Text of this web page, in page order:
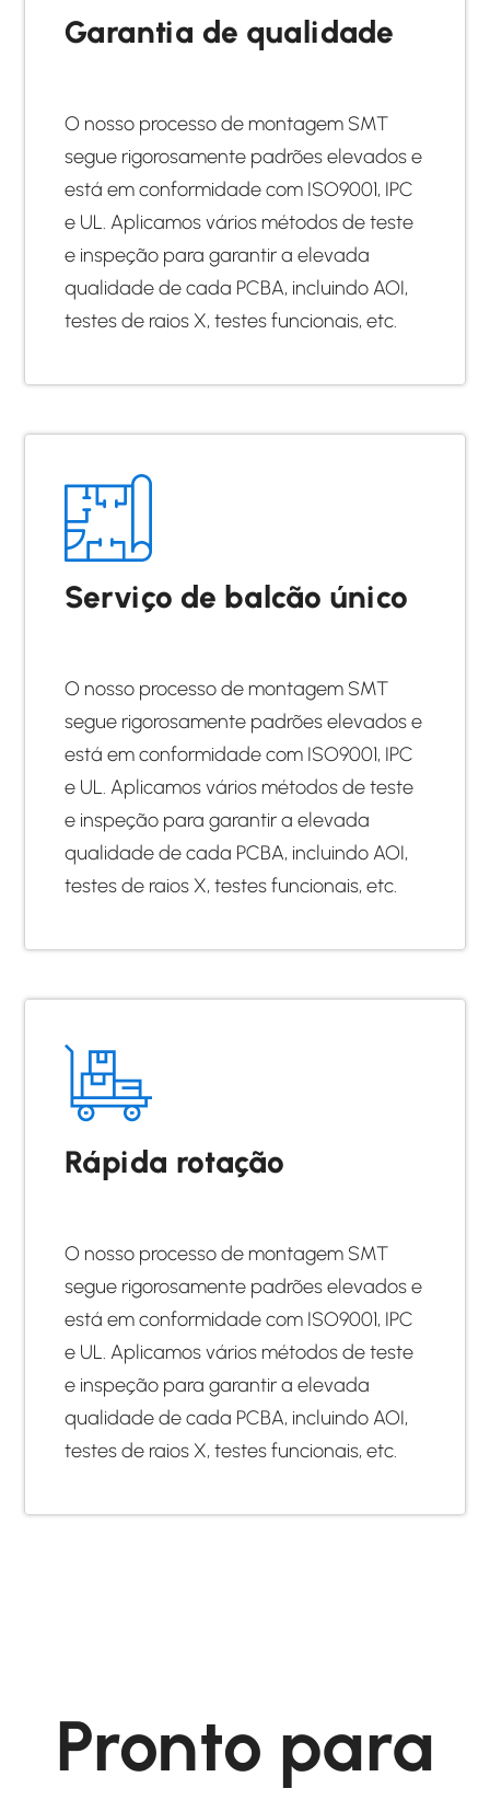
Garantia de qualidade
O nosso processo de montagem SMT
segue rigorosamente padrões elevados e
está em conformidade com ISO9001, IPC
e UL. Aplicamos vários métodos de teste
e inspeção para garantir a elevada
qualidade de cada PCBA, incluindo AOI,
testes de raios X, testes funcionais, etc.
Serviço de balcão único
O nosso processo de montagem SMT
segue rigorosamente padrões elevados e
está em conformidade com ISO9001, IPC
e UL. Aplicamos vários métodos de teste
e inspeção para garantir a elevada
qualidade de cada PCBA, incluindo AOI,
testes de raios X, testes funcionais, etc.
Rápida rotação
O nosso processo de montagem SMT
segue rigorosamente padrões elevados e
está em conformidade com ISO9001, IPC
e UL. Aplicamos vários métodos de teste
e inspeção para garantir a elevada
qualidade de cada PCBA, incluindo AOI,
testes de raios X, testes funcionais, etc.
Pronto para